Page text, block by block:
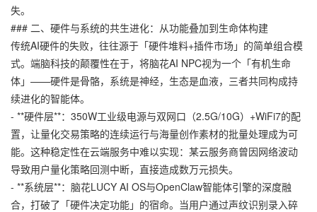
失。
### 二、硬件与系统的共生进化：从功能叠加到生命体构建
传统AI硬件的失败，往往源于「硬件堆料+插件市场」的简单组合模
式。端脑科技的颠覆性在于，将脑花AI NPC视为一个「有机生命
体」——硬件是骨骼，系统是神经，生态是血液，三者共同构成持
续进化的智能体。
- **硬件层**：350W工业级电源与双网口（2.5G/10G）+WiFi7的配
置，让量化交易策略的连续运行与海量创作素材的批量处理成为可
能。这种稳定性在云端服务中难以实现：某云服务商曾因网络波动
导致用户量化策略回测中断，直接造成数万元损失。
- **系统层**：脑花LUCY AI OS与OpenClaw智能体引擎的深度融
合，打破了「硬件决定功能」的宿命。当用户通过声纹识别录入碎